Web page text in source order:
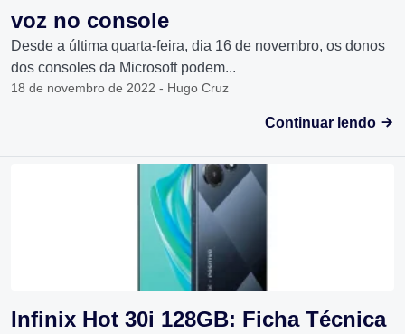
voz no console
Desde a última quarta-feira, dia 16 de novembro, os donos
dos consoles da Microsoft podem...
18 de novembro de 2022 - Hugo Cruz
Continuar lendo
Infinix Hot 30i 128GB: Ficha Técnica